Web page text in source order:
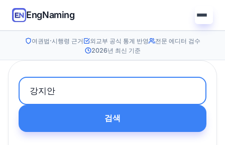
EngNaming
여권법·시행령 근거 외교부 공식 통계 반영
전문 에디터 검수
2026년 최신 기준
검색